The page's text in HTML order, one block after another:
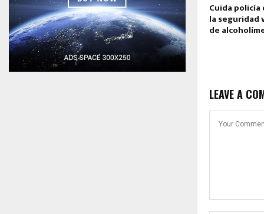
Cuida
la seguridad
de
LEAVE A